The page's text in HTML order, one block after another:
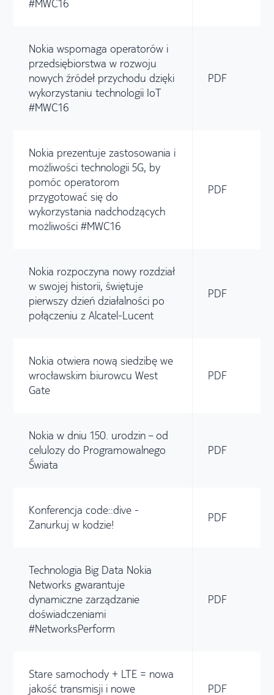
#MWC16
Nokia wspomaga operatorów i
przedsiębiorstwa w rozwoju
nowych źródeł przychodu dzięki
wykorzystaniu technologii IoT
#MWC16
PDF
Nokia prezentuje zastosowania i
możliwości technologii 5G, by
pomóc operatorom
przygotować się do
wykorzystania nadchodzących
możliwości #MWC16
PDF
Nokia rozpoczyna nowy rozdział
w swojej historii, świętuje
pierwszy dzień działalności po
połączeniu z Alcatel-Lucent
PDF
Nokia otwiera nową siedzibę we
wrocławskim biurowcu West
Gate
PDF
Nokia w dniu 150. urodzin – od
celulozy do Programowalnego
Świata
PDF
Konferencja code::dive -
Zanurkuj w kodzie!
PDF
Technologia Big Data Nokia
Networks gwarantuje
dynamiczne zarządzanie
doświadczeniami
#NetworksPerform
PDF
Stare samochody + LTE = nowa
jakość transmisji i nowe
PDF